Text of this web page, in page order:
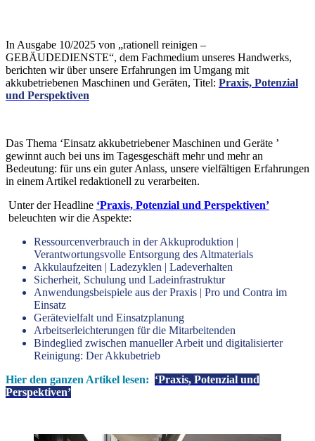
In Ausgabe 10/2025 von „rationell reinigen –
GEBÄUDEDIENSTE“, dem Fachmedium unseres Handwerks,
berichten wir über unsere Erfahrungen im Umgang mit
akkubetriebenen Maschinen und Geräten, Titel: Praxis, Potenzial
und Perspektiven
Das Thema ‘Einsatz akkubetriebener Maschinen und Geräte ’
gewinnt auch bei uns im Tagesgeschäft mehr und mehr an
Bedeutung: für uns ein guter Anlass, unsere vielfältigen Erfahrungen
in einem Artikel redaktionell zu verarbeiten.
Unter der Headline ‘Praxis, Potenzial und Perspektiven’
beleuchten wir die Aspekte:
Ressourcenverbrauch in der Akkuproduktion |
Verantwortungsvolle Entsorgung des Altmaterials
Akkulaufzeiten | Ladezyklen | Ladeverhalten
Sicherheit, Schulung und Ladeinfrastruktur
Anwendungsbeispiele aus der Praxis | Pro und Contra im
Einsatz
Gerätevielfalt und Einsatzplanung
Arbeitserleichterungen für die Mitarbeitenden
Bindeglied zwischen manueller Arbeit und digitalisierter
Reinigung: Der Akkubetrieb
Hier den ganzen Artikel lesen: ‘Praxis, Potenzial und
Perspektiven’